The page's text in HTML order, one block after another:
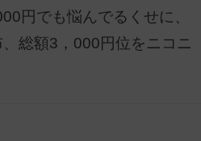
円でも悩んでるくせに、
総額3，000円位をニコニ